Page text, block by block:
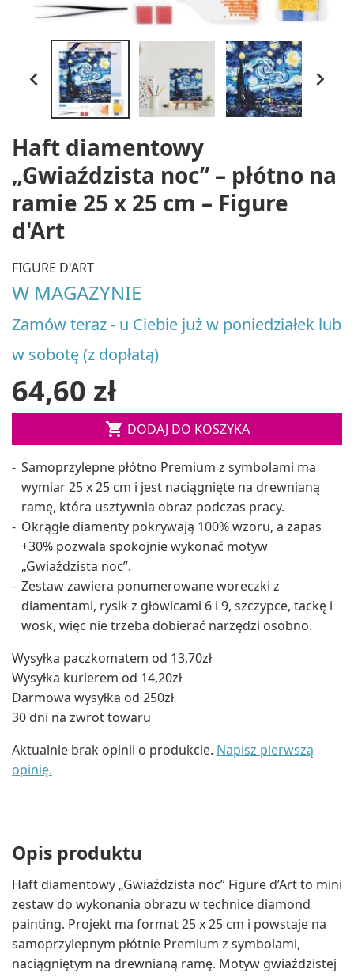
 
Haft diamentowy
„Gwiaździsta noc” – płótno na
ramie 25 x 25 cm – Figure
d'Art
FIGURE D'ART
W MAGAZYNIE
Zamów teraz - u Ciebie już w poniedziałek lub
w sobotę (z dopłatą)
64,60 zł
 DODAJ DO KOSZYKA
Samoprzylepne płótno Premium z symbolami ma
wymiar 25 x 25 cm i jest naciągnięte na drewnianą
ramę, która usztywnia obraz podczas pracy.
Okrągłe diamenty pokrywają 100% wzoru, a zapas
+30% pozwala spokojnie wykonać motyw
„Gwiaździsta noc”.
Zestaw zawiera ponumerowane woreczki z
diamentami, rysik z głowicami 6 i 9, szczypce, tackę i
wosk, więc nie trzeba dobierać narzędzi osobno.
Wysyłka paczkomatem od 13,70zł
Wysyłka kurierem od 14,20zł
Darmowa wysyłka od 250zł
30 dni na zwrot towaru
Aktualnie brak opinii o produkcie. Napisz pierwszą
opinię.
Opis produktu
Haft diamentowy „Gwiaździsta noc” Figure d’Art to mini
zestaw do wykonania obrazu w technice diamond
painting. Projekt ma format 25 x 25 cm i powstaje na
samoprzylepnym płótnie Premium z symbolami,
naciągniętym na drewnianą ramę. Motyw gwiaździstej